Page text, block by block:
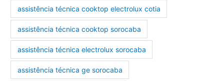
assistência técnica cooktop electrolux cotia
assistência técnica cooktop sorocaba
assistência técnica electrolux sorocaba
assistência técnica ge sorocaba